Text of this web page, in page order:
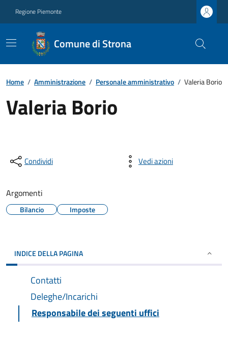
Regione Piemonte
Comune di Strona
Home / Amministrazione / Personale amministrativo / Valeria Borio
Valeria Borio
Condividi Vedi azioni
Argomenti
Bilancio Imposte
INDICE DELLA PAGINA
Contatti
Deleghe/Incarichi
Responsabile dei seguenti uffici